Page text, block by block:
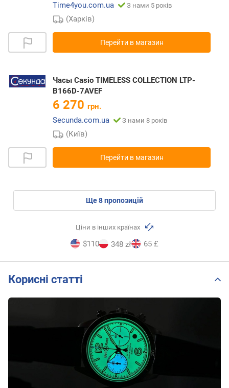
Time4you.com.ua
З нами 5 років
(Харків)
Перейти в магазин
Часы Casio TIMELESS COLLECTION LTP-
B166D-7AVEF
6 270 грн.
Secunda.com.ua
З нами 8 років
(Київ)
Перейти в магазин
ще8пропозицій
Ціни в інших країнах
$110 348 zł 65 £
Корисні статті